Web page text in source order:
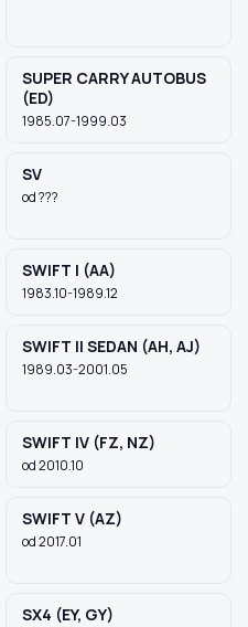
SUPER CARRY AUTOBUS
(ED)
1985.07-1999.03
SV
od ???
SWIFT I (AA)
1983.10-1989.12
SWIFT II SEDAN (AH, AJ)
1989.03-2001.05
SWIFT IV (FZ, NZ)
od 2010.10
SWIFT V (AZ)
od 2017.01
SX4 (EY, GY)